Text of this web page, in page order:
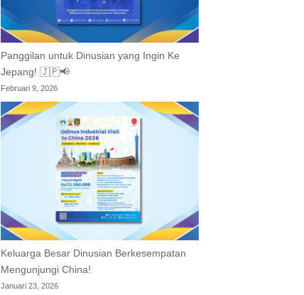
Panggilan untuk Dinusian yang Ingin Ke
Jepang! 🇯🇵📢
Februari 9, 2026
Keluarga Besar Dinusian Berkesempatan
Mengunjungi China!
Januari 23, 2026